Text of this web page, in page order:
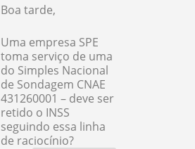
Boa tarde,
Uma empresa SPE
toma serviço de uma
do Simples Nacional
de Sondagem CNAE
431260001 – deve ser
retido o INSS
seguindo essa linha
de raciocínio?